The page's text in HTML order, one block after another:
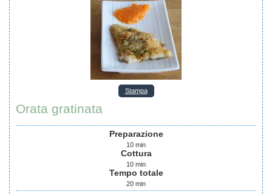
Stampa
Orata gratinata
Preparazione
10 min
Cottura
10 min
Tempo totale
20 min